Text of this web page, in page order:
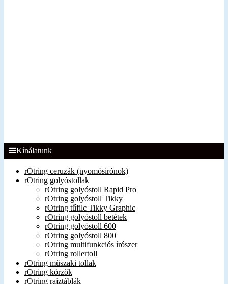
Kínálatunk
rOtring ceruzák (nyomósirónok)
rOtring golyóstollak
rOtring golyóstoll Rapid Pro
rOtring golyóstoll Tikky
rOtring tűfilc Tikky Graphic
rOtring golyóstoll betétek
rOtring golyóstoll 600
rOtring golyóstoll 800
rOtring multifunkciós írószer
rOtring rollertoll
rOtring műszaki tollak
rOtring körzők
rOtring rajztáblák